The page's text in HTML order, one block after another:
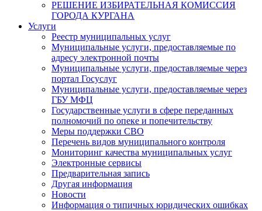
РЕШЕНИЕ ИЗБИРАТЕЛЬНАЯ КОМИССИЯ
ГОРОДА КУРГАНА
Услуги
Реестр муниципальных услуг
Муниципальные услуги, предоставляемые по
адресу электронной почты
Муниципальные услуги, предоставляемые через
портал Госуслуг
Муниципальные услуги, предоставляемые через
ГБУ МФЦ
Государственные услуги в сфере переданных
полномочий по опеке и попечительству
Меры поддержки СВО
Перечень видов муниципального контроля
Мониторинг качества муниципальных услуг
Электронные сервисы
Предварительная запись
Другая информация
Новости
Информация о типичных юридических ошибках